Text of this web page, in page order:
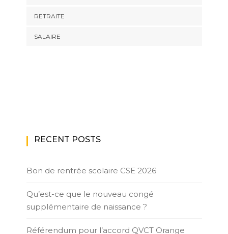
RETRAITE
SALAIRE
RECENT POSTS
Bon de rentrée scolaire CSE 2026
Qu’est-ce que le nouveau congé
supplémentaire de naissance ?
Référendum pour l’accord QVCT Orange